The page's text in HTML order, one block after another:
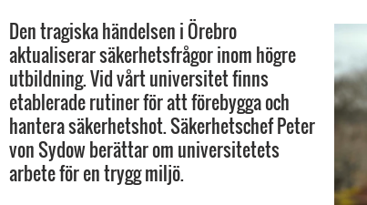
Den tragiska händelsen i Örebro
aktualiserar säkerhetsfrågor inom högre
utbildning. Vid vårt universitet finns
etablerade rutiner för att förebygga och
hantera säkerhetshot. Säkerhetschef Peter
von Sydow berättar om universitetets
arbete för en trygg miljö.